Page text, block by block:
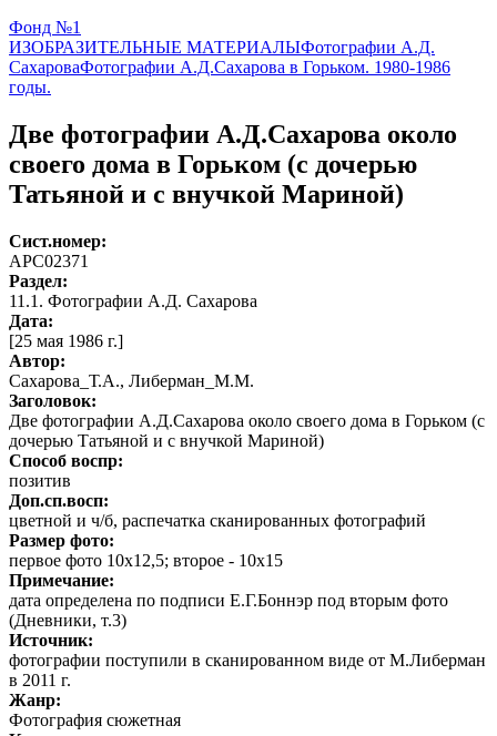
Фонд №1
ИЗОБРАЗИТЕЛЬНЫЕ МАТЕРИАЛЫФотографии А.Д.
СахароваФотографии А.Д.Сахарова в Горьком. 1980-1986
годы.
Две фотографии А.Д.Сахарова около
своего дома в Горьком (с дочерью
Татьяной и с внучкой Мариной)
Сист.номер:
АРС02371
Раздел:
11.1. Фотографии А.Д. Сахарова
Дата:
[25 мая 1986 г.]
Автор:
Сахарова_Т.А., Либерман_М.М.
Заголовок:
Две фотографии А.Д.Сахарова около своего дома в Горьком (с
дочерью Татьяной и с внучкой Мариной)
Способ воспр:
позитив
Доп.сп.восп:
цветной и ч/б, распечатка сканированных фотографий
Размер фото:
первое фото 10х12,5; второе - 10х15
Примечание:
дата определена по подписи Е.Г.Боннэр под вторым фото
(Дневники, т.3)
Источник:
фотографии поступили в сканированном виде от М.Либерман
в 2011 г.
Жанр:
Фотография сюжетная